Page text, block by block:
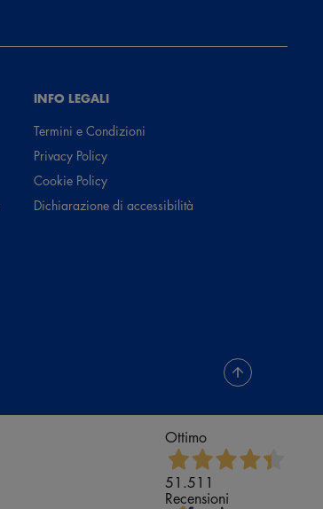
INFO LEGALI
Termini e Condizioni
Privacy Policy
Cookie Policy
Dichiarazione di accessibilità
Ottimo
51.511
Recensioni